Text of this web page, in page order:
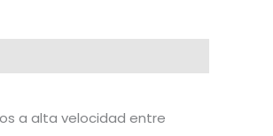
a alta velocidad entre